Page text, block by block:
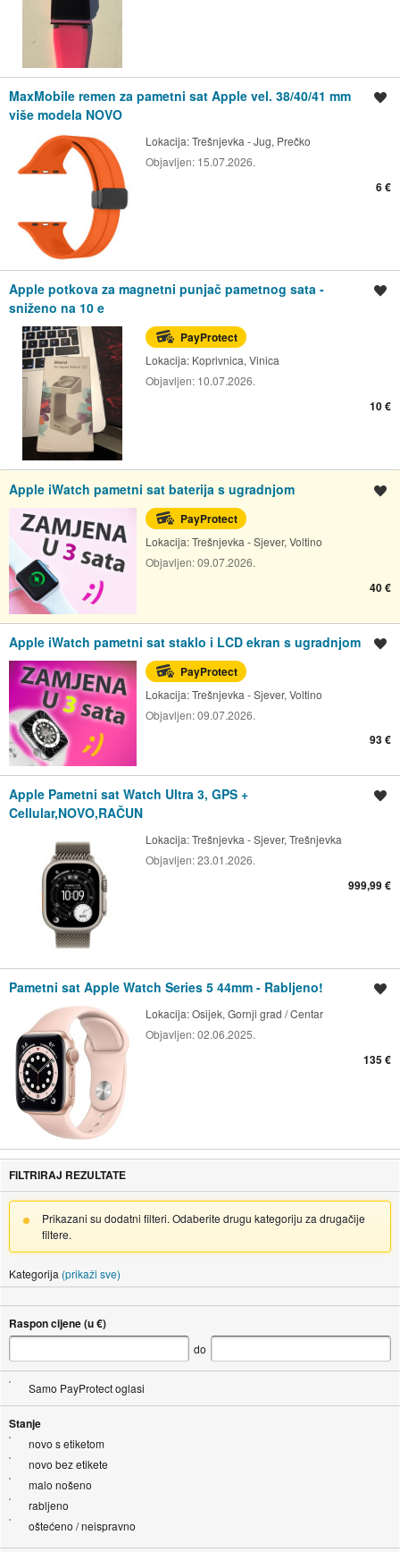
MaxMobile remen za pametni sat Apple vel. 38/40/41 mm
više modela NOVO
Lokacija:Trešnjevka - Jug, Prečko
Objavljen: 15.07.2026.
6 €
Apple potkova za magnetni punjač pametnog sata -
sniženo na 10 e
PayProtect
Lokacija: Koprivnica, Vinica
Objavljen: 10.07.2026.
10 €
Apple iWatch pametni sat baterija s ugradnjom
PayProtect
Lokacija:Trešnjevka - Sjever, Voltino
Objavljen:09.07.2026.
40 €
Apple iWatch pametni sat staklo i LCD ekran s ugradnjom
PayProtect
Lokacija:Trešnjevka - Sjever, Voltino
Objavljen:09.07.2026.
93 €
Apple Pametni sat Watch Ultra 3, GPS +
Cellular,NOVO,RAČUN
Lokacija:Trešnjevka - Sjever, Trešnjevka
Objavljen:23.01.2026.
999,99 €
Pametni sat Apple Watch Series 5 44mm - Rabljeno!
Lokacija:Osijek, Gornji grad / Centar
Objavljen:02.06.2025.
135 €
FILTRIRAJ REZULTATE
Prikazani su dodatni filteri. Odaberite drugu kategoriju za drugačije
filtere.
Kategorija (prikaži sve)
Raspon cijene (u €)
do
Samo PayProtect oglasi
Stanje
novo s etiketom
novo bez etikete
malo nošeno
rabljeno
oštećeno / neispravno